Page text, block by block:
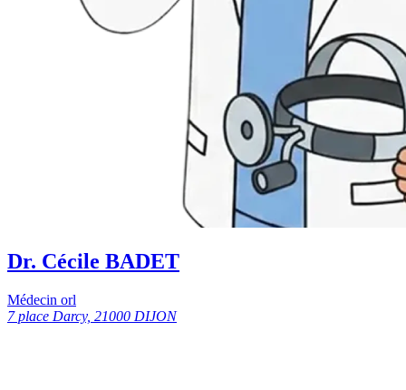
Dr. Cécile BADET
Médecin orl
7 place Darcy, 21000 DIJON